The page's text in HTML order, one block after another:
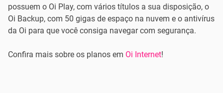
possuem o Oi Play, com vários títulos a sua disposição, o
Oi Backup, com 50 gigas de espaço na nuvem e o antivírus
da Oi para que você consiga navegar com segurança.
Confira mais sobre os planos em Oi Internet!